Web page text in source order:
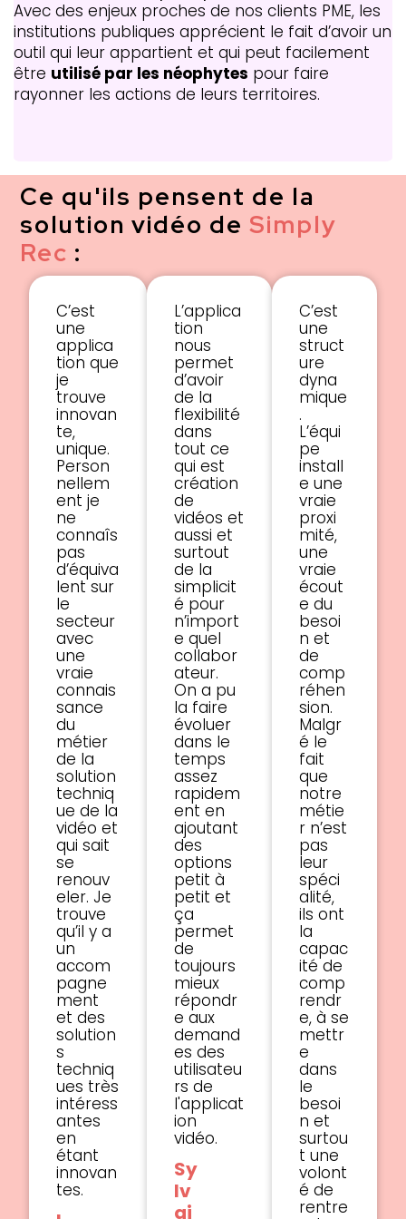
Avec des enjeux proches de nos clients PME, les
institutions publiques apprécient le fait d’avoir un
outil qui leur appartient et qui peut facilement
être utilisé par les néophytes pour faire
rayonner les actions de leurs territoires.
Ce qu'ils pensent de la
solution vidéo deSimply
Rec :
C’est
une
applica
tion que
je
trouve
innovan
te,
unique.
Person
nellem
ent je
ne
connaîs
pas
d’équiva
lent sur
le
secteur
avec
une
vraie
connais
sance
du
métier
de la
solution
techniq
ue de la
vidéo et
qui sait
se
renouv
eler. Je
trouve
qu’il y a
un
accom
pagne
ment
et des
solution
s
techniq
ues très
intéress
antes
en
étant
innovan
tes.
L’applica
tion
nous
permet
d’avoir
de la
flexibilité
dans
tout ce
qui est
création
de
vidéos et
aussi et
surtout
de la
simplicit
é pour
n’import
e quel
collabor
ateur.
On a pu
la faire
évoluer
dans le
temps
assez
rapidem
ent en
ajoutant
des
options
petit à
petit et
ça
permet
de
toujours
mieux
répondr
e aux
demand
es des
utilisateu
rs de
l'applicat
ion
vidéo.
Sy
lv
ai
C’est
une
struct
ure
dyna
mique
.
L’équi
pe
install
e une
vraie
proxi
mité,
une
vraie
écout
e du
besoi
n et
de
comp
réhen
sion.
Malgr
é le
fait
que
notre
métie
r n’est
pas
leur
spéci
alité,
ils ont
la
capac
ité de
comp
rendr
e, à se
mettr
e
dans
le
besoi
n et
surtou
t une
volont
é de
rentre